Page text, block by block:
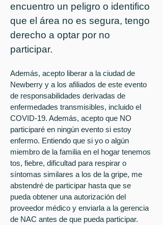
encuentro un peligro o identifico
que el área no es segura, tengo
derecho a optar por no
participar.
Además, acepto liberar a la ciudad de
Newberry y a los afiliados de este evento
de responsabilidades derivadas de
enfermedades transmisibles, incluido el
COVID-19. Además, acepto que NO
participaré en ningún evento si estoy
enfermo. Entiendo que si yo o algún
miembro de la familia en el hogar tenemos
tos, fiebre, dificultad para respirar o
síntomas similares a los de la gripe, me
abstendré de participar hasta que se
pueda obtener una autorización del
proveedor médico y enviarla a la gerencia
de NAC antes de que pueda participar.